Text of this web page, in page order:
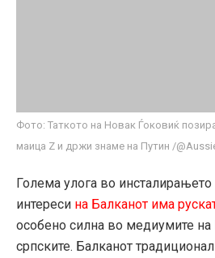
Фото: Таткото на Новак Ѓоковиќ
маица Z и држи знаме на Путин /
Голема улога во инсталирањето
интереси на Балканот има
особено силна во медиумите на
српските. Балканот